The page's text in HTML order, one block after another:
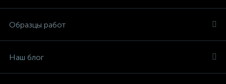
Образцы работ
Наш блог